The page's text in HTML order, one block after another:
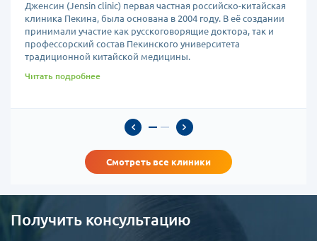
Дженсин (Jensin clinic) первая частная российско-китайская
клиника Пекина, была основана в 2004 году. В её создании
принимали участие как русскоговорящие доктора, так и
профессорский состав Пекинского университета
традиционной китайской медицины.
Читать подробнее
Смотреть все клиники
Получить консультацию